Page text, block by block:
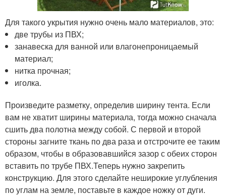
Для такого укрытия нужно очень мало материалов, это:
две трубы из ПВХ;
занавеска для ванной или влагонепроницаемый
материал;
нитка прочная;
иголка.
Произведите разметку, определив ширину тента. Если
вам не хватит ширины материала, тогда можно сначала
сшить два полотна между собой. С первой и второй
стороны загните ткань по два раза и отстрочите ее таким
образом, чтобы в образовавшийся зазор с обеих сторон
вставить по трубе ПВХ.Теперь нужно закрепить
конструкцию. Для этого сделайте неширокие углубления
по углам на земле, поставьте в каждое ножку от дуги.